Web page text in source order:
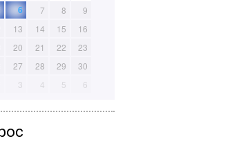
6 7 8
9
13 14 15
16
20 21 22
23
27 28 29
30
3 4 5 6